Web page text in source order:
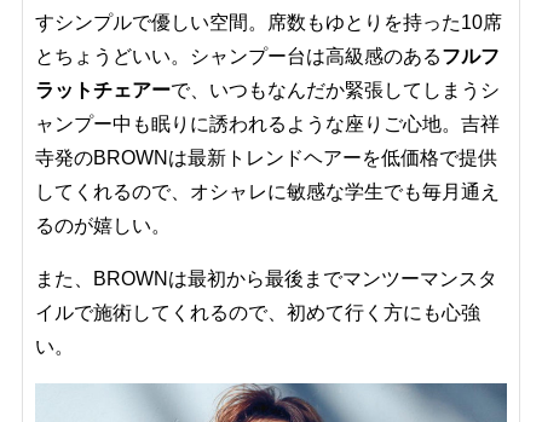
すシンプルで優しい空間。席数もゆとりを持った10席
とちょうどいい。シャンプー台は高級感のあるフルフ
ラットチェアーで、いつもなんだか緊張してしまうシ
ャンプー中も眠りに誘われるような座りご心地。吉祥
寺発のBROWNは最新トレンドヘアーを低価格で提供
してくれるので、オシャレに敏感な学生でも毎月通え
るのが嬉しい。
また、BROWNは最初から最後までマンツーマンスタ
イルで施術してくれるので、初めて行く方にも心強
い。